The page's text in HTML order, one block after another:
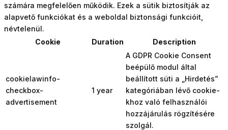
számára megfelelően működik. Ezek a sütik biztosítják az
alapvető funkciókat és a weboldal biztonsági funkcióit,
névtelenül.
Cookie
Duration Description
cookielawinfo-
checkbox-
advertisement
1 year
A GDPR Cookie Consent
beépülő modul által
beállított süti a „Hirdetés”
kategóriában lévő cookie-
khoz való felhasználói
hozzájárulás rögzítésére
szolgál.